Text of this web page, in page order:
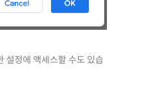
설정에 액세스할 수도 있습